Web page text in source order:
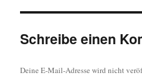
Schreibe einen
Deine E-Mail-Adresse wird nicht